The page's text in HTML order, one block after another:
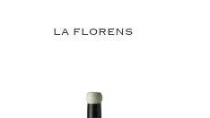
LA FLORENS